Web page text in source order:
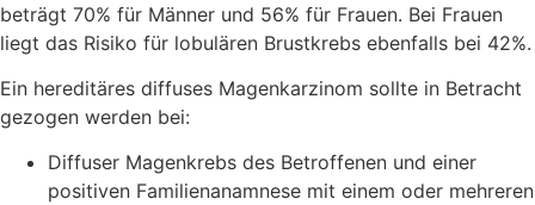
beträgt 70% für Männer und 56% für Frauen. Bei Frauen
liegt das Risiko für lobulären Brustkrebs ebenfalls bei 42%.
Ein hereditäres diffuses Magenkarzinom sollte in Betracht
gezogen werden bei:
Diffuser Magenkrebs des Betroffenen und einer
positiven Familienanamnese mit einem oder mehreren